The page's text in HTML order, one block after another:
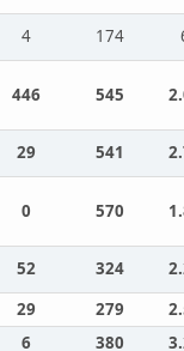
4 174
446 545
29 541
0 570
52 324
29 279
6 380